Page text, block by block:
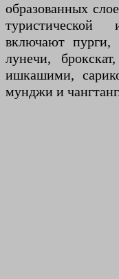
образованных
включают пурги,
лунечи,
ишкашими,
мунджи и